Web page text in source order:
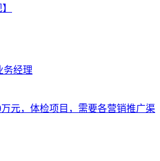
务经理
元，体检项目，需要各营销推广渠